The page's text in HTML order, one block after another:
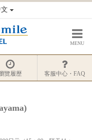
MENU
覽履歷 客服中心・FAQ